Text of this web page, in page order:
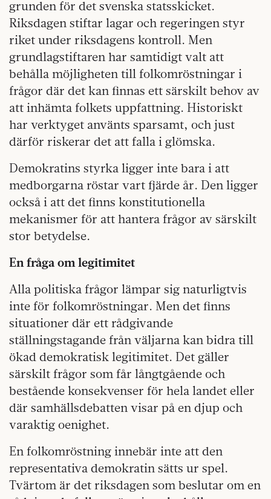
grunden för det svenska statsskicket.
Riksdagen stiftar lagar och regeringen styr
riket under riksdagens kontroll. Men
grundlagstiftaren har samtidigt valt att
behålla möjligheten till folkomröstningar i
frågor där det kan finnas ett särskilt behov av
att inhämta folkets uppfattning. Historiskt
har verktyget använts sparsamt, och just
därför riskerar det att falla i glömska.
Demokratins styrka ligger inte bara i att
medborgarna röstar vart fjärde år. Den ligger
också i att det finns konstitutionella
mekanismer för att hantera frågor av särskilt
stor betydelse.
En fråga om legitimitet
Alla politiska frågor lämpar sig naturligtvis
inte för folkomröstningar. Men det finns
situationer där ett rådgivande
ställningstagande från väljarna kan bidra till
ökad demokratisk legitimitet. Det gäller
särskilt frågor som får långtgående och
bestående konsekvenser för hela landet eller
där samhällsdebatten visar på en djup och
varaktig oenighet.
En folkomröstning innebär inte att den
representativa demokratin sätts ur spel.
Tvärtom är det riksdagen som beslutar om en